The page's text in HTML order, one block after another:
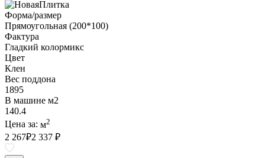
Форма/размер
Прямоугольная (200*100)
Фактура
Гладкий колормикс
Цвет
Клен
Вес поддона
1895
В машине м2
140.4
Цена за: м2
2 267₽2 337 ₽